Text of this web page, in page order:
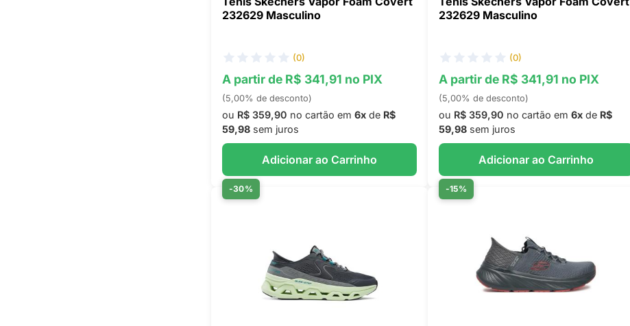
232629 Masculino
(0)
A partir de R$ 341,91 no PIX
(5,00% de desconto)
ou R$ 359,90 no cartão em 6xde R$
59,98sem juros
Adicionar ao Carrinho
232629 Masculino
(0)
A partir de R$ 341,91 no PIX
(5,00% de desconto)
ou R$ 359,90 no cartão em 6xde R$
59,98sem juros
Adicionar ao Carrinho
-30% -15%